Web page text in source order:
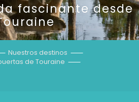
fascinante desde
Nuestros destinos
de Touraine